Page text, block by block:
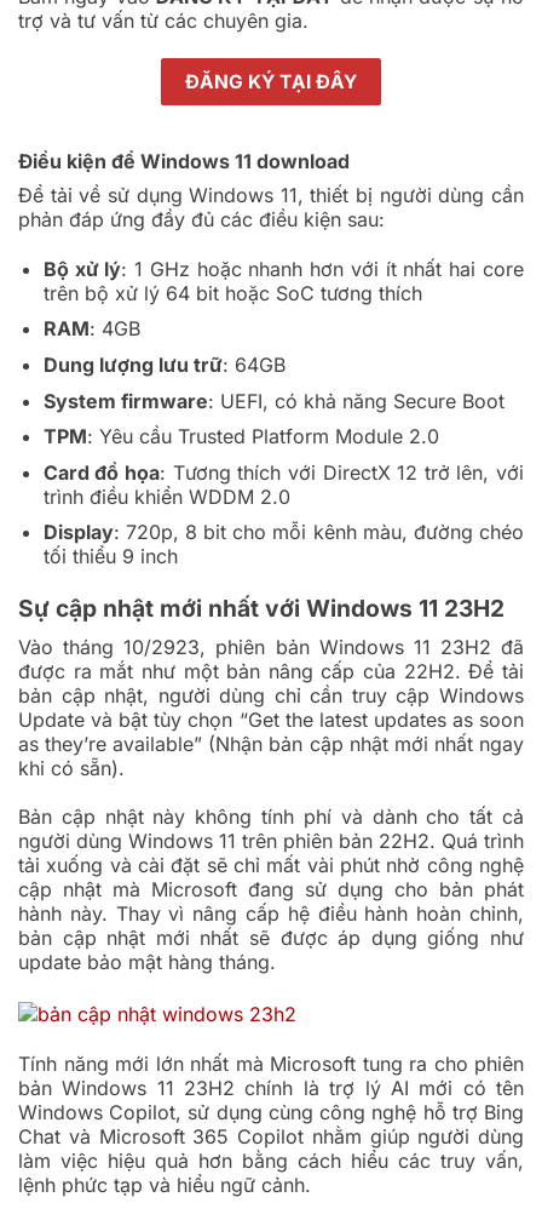
trợ và tư vấn từ các chuyên gia.
ĐĂNG KÝ TẠI ĐÂY
Điều kiện để Windows 11 download
Để tải về sử dụng Windows 11, thiết bị người dùng cần
phản đáp ứng đầy đủ các điều kiện sau:
Bộ xử lý: 1 GHz hoặc nhanh hơn với ít nhất hai core
trên bộ xử lý 64 bit hoặc SoC tương thích
RAM: 4GB
Dung lượng lưu trữ: 64GB
System firmware: UEFI, có khả năng Secure Boot
TPM: Yêu cầu Trusted Platform Module 2.0
Card đồ họa: Tương thích với DirectX 12 trở lên, với
trình điều khiển WDDM 2.0
Display: 720p, 8 bit cho mỗi kênh màu, đường chéo
tối thiểu 9 inch
Sự cập nhật mới nhất với Windows 11 23H2
Vào tháng 10/2923, phiên bản Windows 11 23H2 đã
được ra mắt như một bản nâng cấp của 22H2. Để tải
bản cập nhật, người dùng chỉ cần truy cập Windows
Update và bật tùy chọn “Get the latest updates as soon
as they’re available” (Nhận bản cập nhật mới nhất ngay
khi có sẵn).
Bản cập nhật này không tính phí và dành cho tất cả
người dùng Windows 11 trên phiên bản 22H2. Quá trình
tải xuống và cài đặt sẽ chỉ mất vài phút nhờ công nghệ
cập nhật mà Microsoft đang sử dụng cho bản phát
hành này. Thay vì nâng cấp hệ điều hành hoàn chỉnh,
bản cập nhật mới nhất sẽ được áp dụng giống như
update bảo mật hàng tháng.
Tính năng mới lớn nhất mà Microsoft tung ra cho phiên
bản Windows 11 23H2 chính là trợ lý AI mới có tên
Windows Copilot, sử dụng cùng công nghệ hỗ trợ Bing
Chat và Microsoft 365 Copilot nhằm giúp người dùng
làm việc hiệu quả hơn bằng cách hiểu các truy vấn,
lệnh phức tạp và hiểu ngữ cảnh.